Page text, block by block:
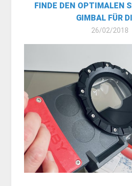
FINDE DEN OPTIMALEN
GIMBAL FÜR
26/02/2018